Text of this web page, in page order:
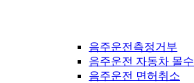
음주운전측정거부
음주운전 자동차 몰수
음주운전 면허취소